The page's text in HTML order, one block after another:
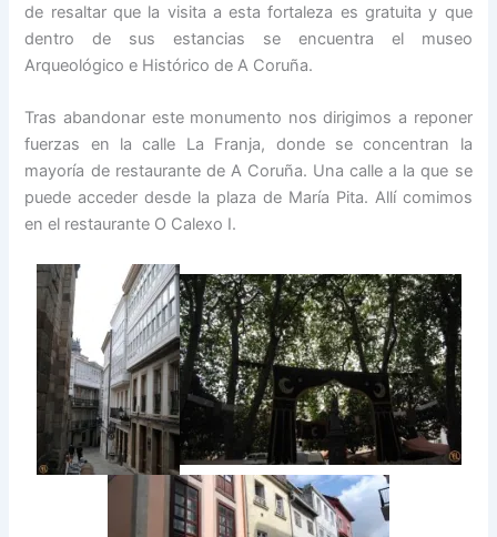
de resaltar que la visita a esta fortaleza es gratuita y que
dentro de sus estancias se encuentra el museo
Arqueológico e Histórico de A Coruña.
Tras abandonar este monumento nos dirigimos a reponer
fuerzas en la calle La Franja, donde se concentran la
mayoría de restaurante de A Coruña. Una calle a la que se
puede acceder desde la plaza de María Pita. Allí comimos
en el restaurante O Calexo I.